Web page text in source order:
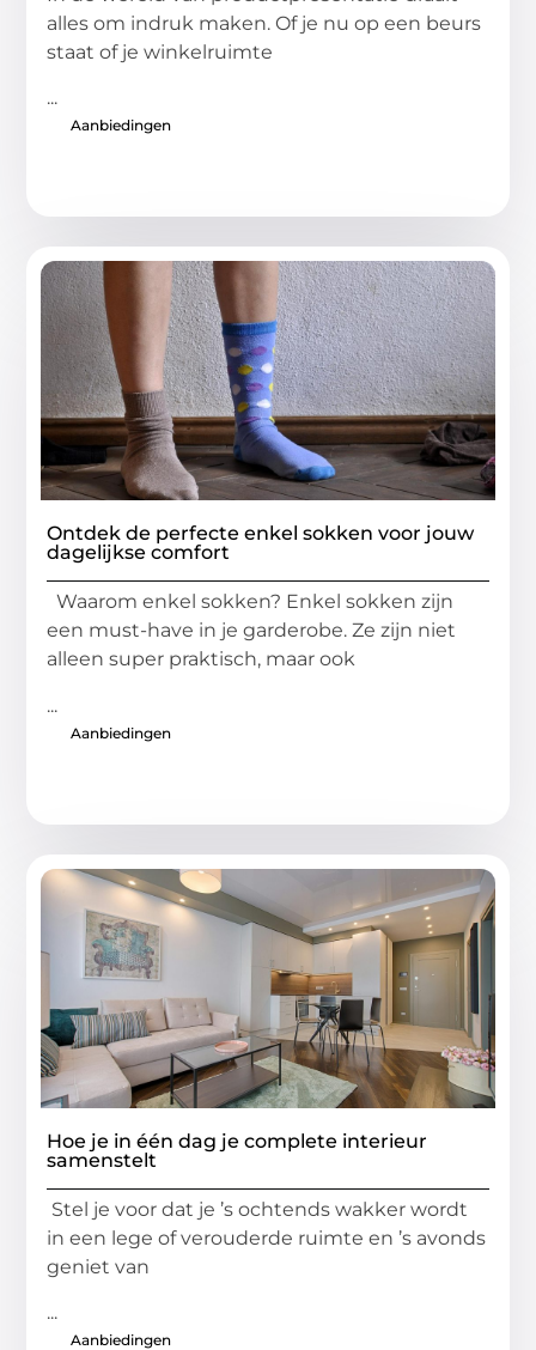
alles om indruk maken. Of je nu op een beurs
staat of je winkelruimte
...
Aanbiedingen
Ontdek de perfecte enkel sokken voor jouw
dagelijkse comfort
Waarom enkel sokken? Enkel sokken zijn
een must-have in je garderobe. Ze zijn niet
alleen super praktisch, maar ook
...
Aanbiedingen
Hoe je in één dag je complete interieur
samenstelt
Stel je voor dat je ’s ochtends wakker wordt
in een lege of verouderde ruimte en ’s avonds
geniet van
...
Aanbiedingen